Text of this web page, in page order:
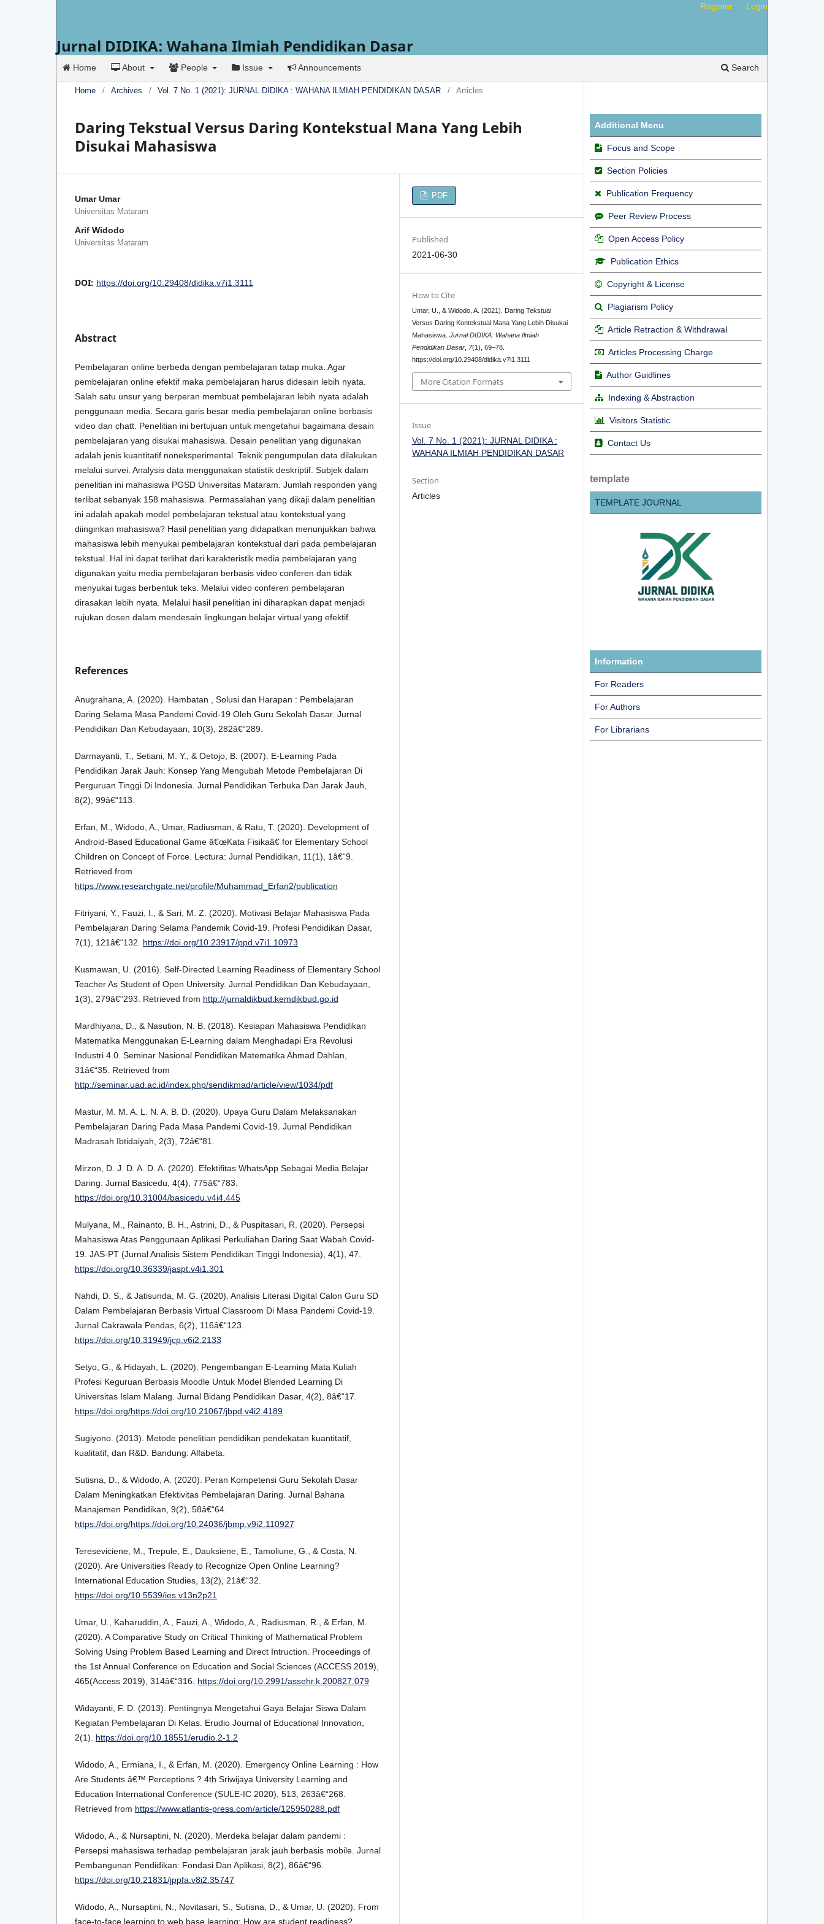
Jurnal DIDIKA: Wahana Ilmiah Pendidikan Dasar
Home About People Issue Announcements Search
Register Login
Home / Archives / Vol. 7 No. 1 (2021): JURNAL DIDIKA : WAHANA ILMIAH PENDIDIKAN DASAR / Articles
Daring Tekstual Versus Daring Kontekstual Mana Yang Lebih
Disukai Mahasiswa
Umar Umar
Universitas Mataram
Arif Widodo
Universitas Mataram
DOI: https://doi.org/10.29408/didika.v7i1.3111
Abstract
Pembelajaran online berbeda dengan pembelajaran tatap muka. Agar
pembelajaran online efektif maka pembelajaran harus didesain lebih nyata.
Salah satu unsur yang berperan membuat pembelajaran lebih nyata adalah
penggunaan media. Secara garis besar media pembelajaran online berbasis
video dan chatt. Penelitian ini bertujuan untuk mengetahui bagaimana desain
pembelajaran yang disukai mahasiswa. Desain penelitian yang digunakan
adalah jenis kuantitatif noneksperimental. Teknik pengumpulan data dilakukan
melalui survei. Analysis data menggunakan statistik deskriptif. Subjek dalam
penelitian ini mahasiswa PGSD Universitas Mataram. Jumlah responden yang
terlibat sebanyak 158 mahasiswa. Permasalahan yang dikaji dalam penelitian
ini adalah apakah model pembelajaran tekstual atau kontekstual yang
diinginkan mahasiswa? Hasil penelitian yang didapatkan menunjukkan bahwa
mahasiswa lebih menyukai pembelajaran kontekstual dari pada pembelajaran
tekstual. Hal ini dapat terlihat dari karakteristik media pembelajaran yang
digunakan yaitu media pembelajaran berbasis video conferen dan tidak
menyukai tugas berbentuk teks. Melalui video conferen pembelajaran
dirasakan lebih nyata. Melalui hasil penelitian ini diharapkan dapat menjadi
rujukan dosen dalam mendesain lingkungan belajar virtual yang efektif.
References
Anugrahana, A. (2020). Hambatan , Solusi dan Harapan : Pembelajaran
Daring Selama Masa Pandemi Covid-19 Oleh Guru Sekolah Dasar. Jurnal
Pendidikan Dan Kebudayaan, 10(3), 282â€“289.
Darmayanti, T., Setiani, M. Y., & Oetojo, B. (2007). E-Learning Pada
Pendidikan Jarak Jauh: Konsep Yang Mengubah Metode Pembelajaran Di
Perguruan Tinggi Di Indonesia. Jurnal Pendidikan Terbuka Dan Jarak Jauh,
8(2), 99â€“113.
Erfan, M., Widodo, A., Umar, Radiusman, & Ratu, T. (2020). Development of
Android-Based Educational Game â€œKata Fisikaâ€ for Elementary School
Children on Concept of Force. Lectura: Jurnal Pendidikan, 11(1), 1â€“9.
Retrieved from
https://www.researchgate.net/profile/Muhammad_Erfan2/publication
Fitriyani, Y., Fauzi, I., & Sari, M. Z. (2020). Motivasi Belajar Mahasiswa Pada
Pembelajaran Daring Selama Pandemik Covid-19. Profesi Pendidikan Dasar,
7(1), 121â€“132. https://doi.org/10.23917/ppd.v7i1.10973
Kusmawan, U. (2016). Self-Directed Learning Readiness of Elementary School
Teacher As Student of Open University. Jurnal Pendidikan Dan Kebudayaan,
1(3), 279â€“293. Retrieved from http://jurnaldikbud.kemdikbud.go.id
Mardhiyana, D., & Nasution, N. B. (2018). Kesiapan Mahasiswa Pendidikan
Matematika Menggunakan E-Learning dalam Menghadapi Era Revolusi
Industri 4.0. Seminar Nasional Pendidikan Matematika Ahmad Dahlan,
31â€“35. Retrieved from
http://seminar.uad.ac.id/index.php/sendikmad/article/view/1034/pdf
Mastur, M. M. A. L. N. A. B. D. (2020). Upaya Guru Dalam Melaksanakan
Pembelajaran Daring Pada Masa Pandemi Covid-19. Jurnal Pendidikan
Madrasah Ibtidaiyah, 2(3), 72â€“81.
Mirzon, D. J. D. A. D. A. (2020). Efektifitas WhatsApp Sebagai Media Belajar
Daring. Jurnal Basicedu, 4(4), 775â€“783.
https://doi.org/10.31004/basicedu.v4i4.445
Mulyana, M., Rainanto, B. H., Astrini, D., & Puspitasari, R. (2020). Persepsi
Mahasiswa Atas Penggunaan Aplikasi Perkuliahan Daring Saat Wabah Covid-
19. JAS-PT (Jurnal Analisis Sistem Pendidikan Tinggi Indonesia), 4(1), 47.
https://doi.org/10.36339/jaspt.v4i1.301
Nahdi, D. S., & Jatisunda, M. G. (2020). Analisis Literasi Digital Calon Guru SD
Dalam Pembelajaran Berbasis Virtual Classroom Di Masa Pandemi Covid-19.
Jurnal Cakrawala Pendas, 6(2), 116â€“123.
https://doi.org/10.31949/jcp.v6i2.2133
Setyo, G., & Hidayah, L. (2020). Pengembangan E-Learning Mata Kuliah
Profesi Keguruan Berbasis Moodle Untuk Model Blended Learning Di
Universitas Islam Malang. Jurnal Bidang Pendidikan Dasar, 4(2), 8â€“17.
https://doi.org/https://doi.org/10.21067/jbpd.v4i2.4189
Sugiyono. (2013). Metode penelitian pendidikan pendekatan kuantitatif,
kualitatif, dan R&D. Bandung: Alfabeta.
Sutisna, D., & Widodo, A. (2020). Peran Kompetensi Guru Sekolah Dasar
Dalam Meningkatkan Efektivitas Pembelajaran Daring. Jurnal Bahana
Manajemen Pendidikan, 9(2), 58â€“64.
https://doi.org/https://doi.org/10.24036/jbmp.v9i2.110927
Tereseviciene, M., Trepule, E., Dauksiene, E., Tamoliune, G., & Costa, N.
(2020). Are Universities Ready to Recognize Open Online Learning?
International Education Studies, 13(2), 21â€“32.
https://doi.org/10.5539/ies.v13n2p21
Umar, U., Kaharuddin, A., Fauzi, A., Widodo, A., Radiusman, R., & Erfan, M.
(2020). A Comparative Study on Critical Thinking of Mathematical Problem
Solving Using Problem Based Learning and Direct Intruction. Proceedings of
the 1st Annual Conference on Education and Social Sciences (ACCESS 2019),
465(Access 2019), 314â€“316. https://doi.org/10.2991/assehr.k.200827.079
Widayanti, F. D. (2013). Pentingnya Mengetahui Gaya Belajar Siswa Dalam
Kegiatan Pembelajaran Di Kelas. Erudio Journal of Educational Innovation,
2(1). https://doi.org/10.18551/erudio.2-1.2
Widodo, A., Ermiana, I., & Erfan, M. (2020). Emergency Online Learning : How
Are Students â€™ Perceptions ? 4th Sriwijaya University Learning and
Education International Conference (SULE-IC 2020), 513, 263â€“268.
Retrieved from https://www.atlantis-press.com/article/125950288.pdf
Widodo, A., & Nursaptini, N. (2020). Merdeka belajar dalam pandemi :
Persepsi mahasiswa terhadap pembelajaran jarak jauh berbasis mobile. Jurnal
Pembangunan Pendidikan: Fondasi Dan Aplikasi, 8(2), 86â€“96.
https://doi.org/10.21831/jppfa.v8i2.35747
Widodo, A., Nursaptini, N., Novitasari, S., Sutisna, D., & Umar, U. (2020). From
face-to-face learning to web base learning: How are student readiness?
PDF
Published
2021-06-30
How to Cite
Umar, U., & Widodo, A. (2021). Daring Tekstual
Versus Daring Kontekstual Mana Yang Lebih Disukai
Mahasiswa.Jurnal DIDIKA: Wahana Ilmiah
Pendidikan Dasar 7(1), 69–78.
https://doi.org/10.29408/didika.v7i1.3111
More Citation Formats
Issue
Vol. 7 No. 1 (2021): JURNAL DIDIKA :
WAHANA ILMIAH PENDIDIKAN DASAR
Section
Articles
Additional Menu
Focus and Scope
Section Policies
Publication Frequency
Peer Review Process
Open Access Policy
Publication Ethics
Copyright & License
Plagiarism Policy
Article Retraction & Withdrawal
Articles Processing Charge
Author Guidlines
Indexing & Abstraction
Visitors Statistic
Contact Us
template
TEMPLATE JOURNAL
Information
For Readers
For Authors
For Librarians